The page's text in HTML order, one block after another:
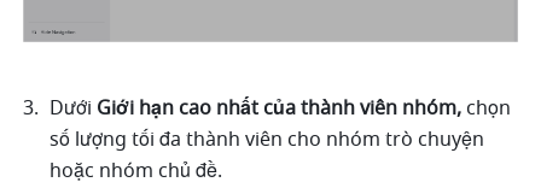
Dưới Giới hạn cao nhất của thành viên nhóm, chọn
số lượng tối đa thành viên cho nhóm trò chuyện
hoặc nhóm chủ đề.